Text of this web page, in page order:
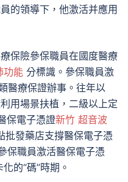
的領導下，他激活并應用
保險參保職員在國度醫療
功能 分標識。參保職員激
醫療保證辦事。往年以
用場景扶植，二級以上定
保電子憑證新竹 超音波
發藥店支撐醫保電子憑
保職員激活醫保電子憑
的“碼”時期。